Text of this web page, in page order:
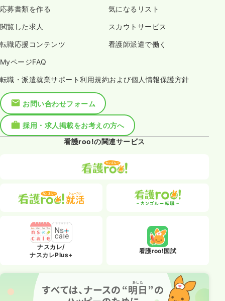
応募書類を作る 気になるリスト
閲覧した求人 スカウトサービス
転職応援コンテンツ 看護師派遣で働く
MyページFAQ
転職・派遣就業サポート利用規約および個人情報保護方針
お問い合わせフォーム
採用・求人掲載をお考えの方へ
看護roo!の関連サービス
ナスカレ/
ナスカレPlus+
看護roo!国試